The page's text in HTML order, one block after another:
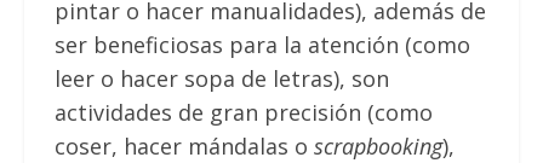
pintar o hacer manualidades), además de
ser beneficiosas para la atención (como
leer o hacer sopa de letras), son
actividades de gran precisión (como
coser, hacer mándalas o scrapbooking),